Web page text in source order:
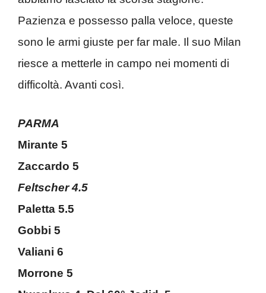
Pazienza e possesso palla veloce, queste
sono le armi giuste per far male. Il suo Milan
riesce a metterle in campo nei momenti di
difficoltà. Avanti così.
PARMA
Mirante 5
Zaccardo 5
Feltscher 4.5
Paletta 5.5
Gobbi 5
Valiani 6
Morrone 5